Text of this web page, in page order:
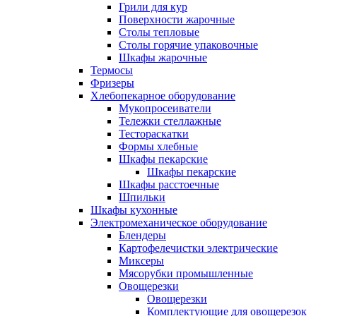
Грили для кур
Поверхности жарочные
Столы тепловые
Столы горячие упаковочные
Шкафы жарочные
Термосы
Фризеры
Хлебопекарное оборудование
Мукопросеиватели
Тележки стеллажные
Тестораскатки
Формы хлебные
Шкафы пекарские
Шкафы пекарские
Шкафы расстоечные
Шпильки
Шкафы кухонные
Электромеханическое оборудование
Блендеры
Картофелечистки электрические
Миксеры
Мясорубки промышленные
Овощерезки
Овощерезки
Комплектующие для овощерезок